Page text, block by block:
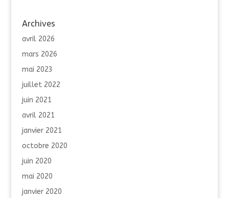
Archives
avril 2026
mars 2026
mai 2023
juillet 2022
juin 2021
avril 2021
janvier 2021
octobre 2020
juin 2020
mai 2020
janvier 2020